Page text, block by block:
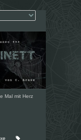
Mal mit Herz